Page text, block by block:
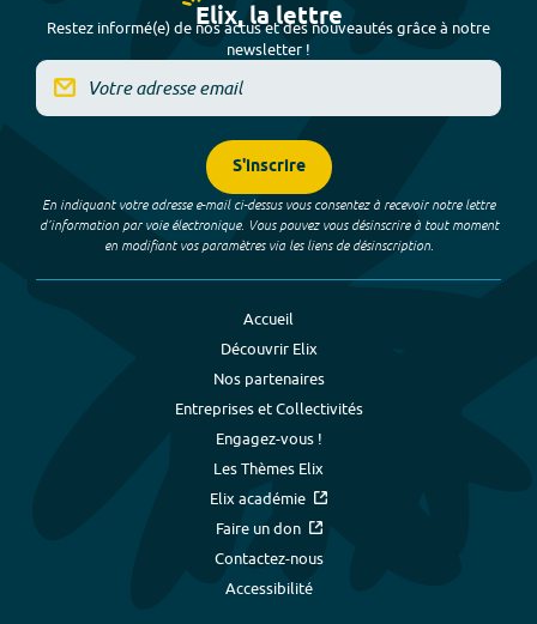
Elix, la lettre
Restez informé(e) de nos actus et des nouveautés grâce à notre
newsletter !
S'inscrire
En indiquant votre adresse e-mail ci-dessus vous consentez à recevoir notre lettre
d’information par voie électronique. Vous pouvez vous désinscrire à tout moment
en modifiant vos paramètres via les liens de désinscription.
Accueil
Découvrir Elix
Nos partenaires
Entreprises et Collectivités
Engagez-vous !
Les Thèmes Elix
Elix académie
Faire un don
Contactez-nous
Accessibilité